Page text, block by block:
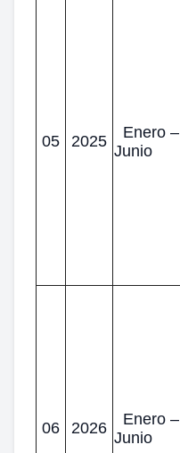
05 2025
Enero –
Junio
06 2026
Enero –
Junio